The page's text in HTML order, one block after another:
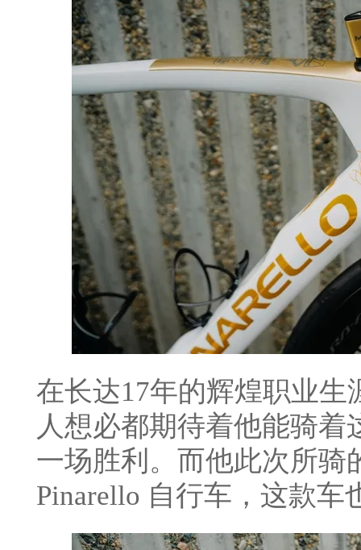
在长达17年的辉煌职业
人想必都期待着他能骑
一场胜利。而他此次所骑
Pinarello 自行车，这款车